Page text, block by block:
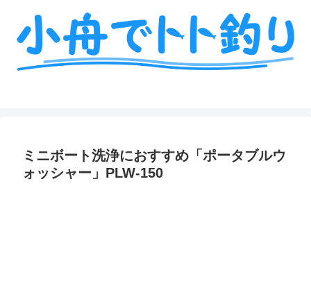
ミニボート洗浄におすすめ「ポータブルウ
ォッシャー」PLW-150